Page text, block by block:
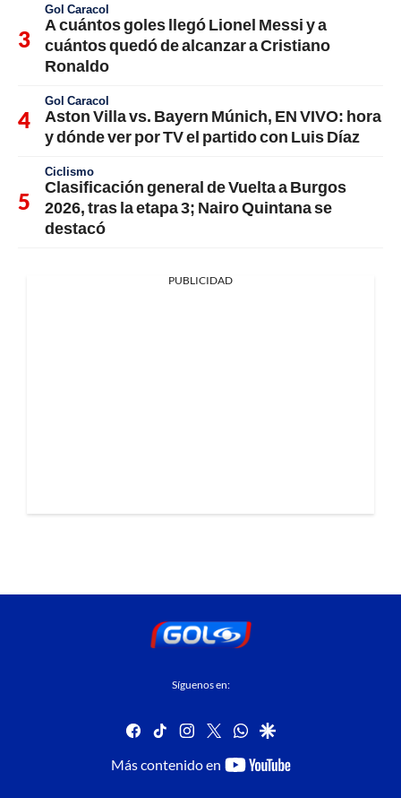
Gol Caracol
A cuántos goles llegó Lionel Messi y a
cuántos quedó de alcanzar a Cristiano
Ronaldo
Gol Caracol
Aston Villa vs. Bayern Múnich, EN VIVO: hora
y dónde ver por TV el partido con Luis Díaz
Ciclismo
Clasificación general de Vuelta a Burgos
2026, tras la etapa 3; Nairo Quintana se
destacó
PUBLICIDAD
Síguenos en:
facebook
tiktok instagram
twitterwhatsapp
google
Más contenido en
youtube-